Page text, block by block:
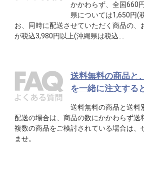
かかわらず、全国660
県については1,650円(
お、同時に配送させていただく商品の、
が税込3,980円以上(沖縄県は税込….
送料無料の商品と
を一緒に注文する
送料無料の商品と送料
配送の場合は、商品の数にかかわらず送
複数の商品をご検討されている場合は、
ませ。